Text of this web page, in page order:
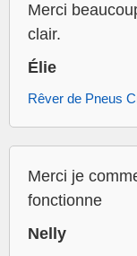
Merci
clair.
Élie
Rêver de Pneus
Merci je
fonctionne
Nelly